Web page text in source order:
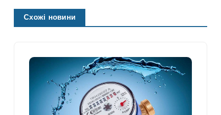
Схожі новини